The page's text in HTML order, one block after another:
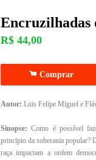
Encruzilhadas
R$ 44,00
. Comprar
Autor: Luis Felipe Miguel e
Sinopse: Como é possível
princípio da soberania popular?
raça impactam a ordem